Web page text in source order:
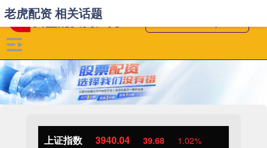
上证指数 3940.04 39.68 1.02%
老虎配资 相关话题